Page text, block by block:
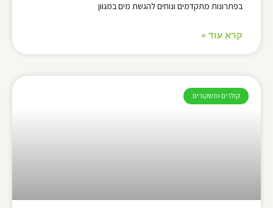
בפתרונות מתקדמים ונוחים להגשת מים במגוון
קרא עוד »
קולרים ומשקורים